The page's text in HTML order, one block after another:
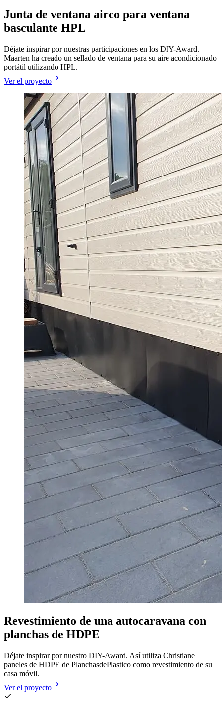
Junta de ventana airco para ventana
basculante HPL
Déjate inspirar por nuestras participaciones en los DIY-Award.
Maarten ha creado un sellado de ventana para su aire acondicionado
portátil utilizando HPL.
Ver el proyecto
Revestimiento de una autocaravana con
planchas de HDPE
Déjate inspirar por nuestro DIY-Award. Así utiliza Christiane
paneles de HDPE de PlanchasdePlastico como revestimiento de su
casa móvil.
Ver el proyecto